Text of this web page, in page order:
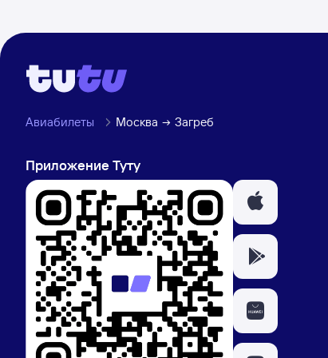
Авиабилеты Москва Загреб
Приложение Туту